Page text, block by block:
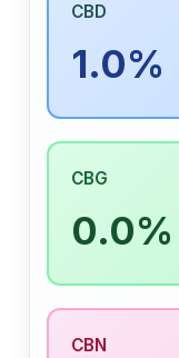
CBD
1.0%
CBG
0.0%
CBN